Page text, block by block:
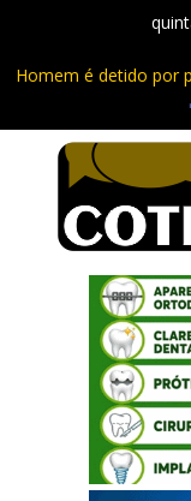
Homem é detido por
Carretas da
Vargem Grande
Traficante é preso
Rosemeire
Radares de Cotia
interditadas